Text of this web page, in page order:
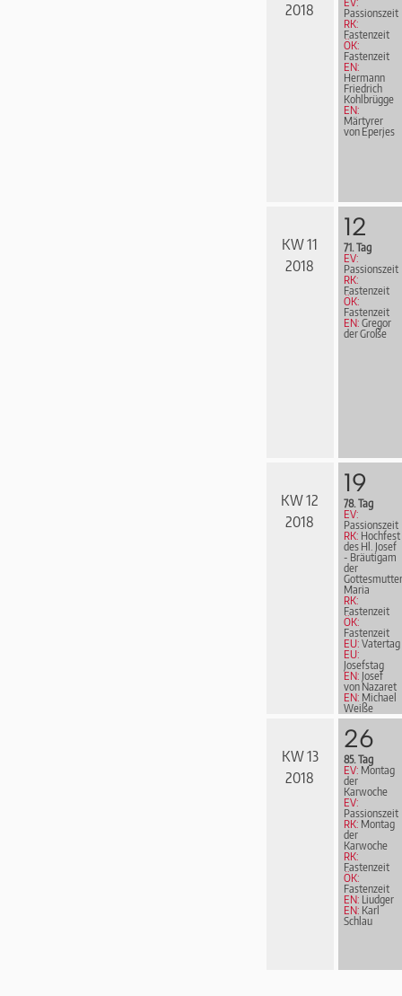
2018
Passionszeit
RK:
Fastenzeit
ÖK:
Fastenzeit
EN:
Hermann
Friedrich
Kohl­brüg­ge
EN:
Märtyrer
von Eperjes
KW 11
2018
12
71. Tag
EV:
Passionszeit
RK:
Fastenzeit
ÖK:
Fastenzeit
EN: Gregor
der Große
KW 12
2018
19
78. Tag
EV:
Passionszeit
RK: Hochfest
des Hl. Josef
- Bräutigam
der
Gottesmutter
Maria
RK:
Fastenzeit
ÖK:
Fastenzeit
EU: Vatertag
EU:
Josefstag
EN: Josef
von Nazaret
EN: Michael
Weiße
KW 13
2018
26
85. Tag
EV: Montag
der
Karwoche
EV:
Passionszeit
RK: Montag
der
Karwoche
RK:
Fastenzeit
ÖK:
Fastenzeit
EN: Liudger
EN: Karl
Schlau